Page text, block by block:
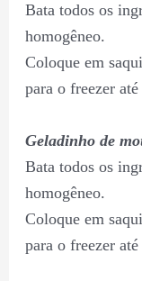
Bata todos os
homogêneo.
Coloque em
para o freezer
Geladinho de
Bata todos os
homogêneo.
Coloque em
para o freezer